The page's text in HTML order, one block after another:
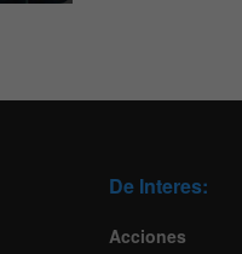
De Interes:
Acciones